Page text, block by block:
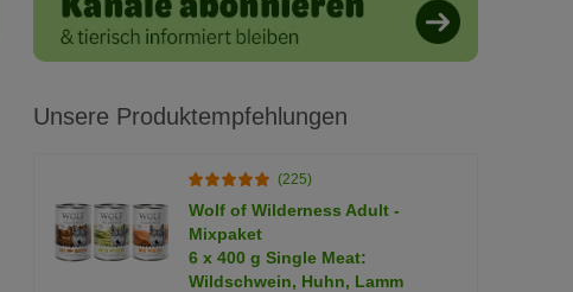
Unsere Produktempfehlungen
(225)
Wolf of Wilderness Adult -
Mixpaket
6 x 400 g Single Meat:
Wildschwein, Huhn, Lamm